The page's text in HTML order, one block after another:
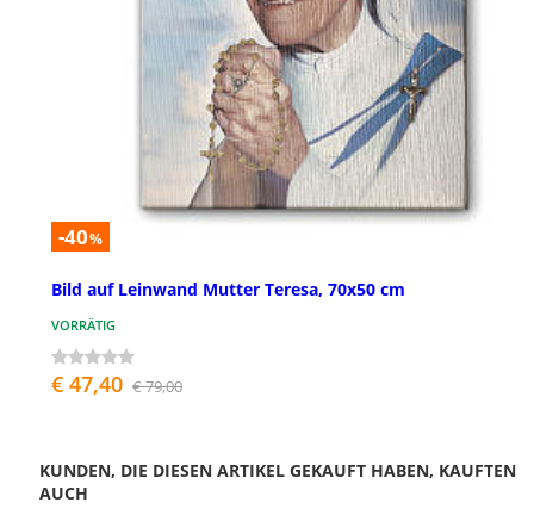
-40%
Bild auf Leinwand Mutter Teresa, 70x50 cm
VORRÄTIG
€ 47,40 € 79,00
KUNDEN, DIE DIESEN ARTIKEL GEKAUFT HABEN, KAUFTEN
AUCH